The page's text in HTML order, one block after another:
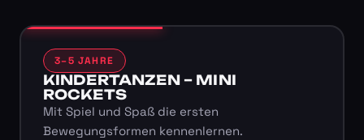
3–5 JAHRE
KINDERTANZEN – MINI
ROCKETS
Mit Spiel und Spaß die ersten
Bewegungsformen kennenlernen.